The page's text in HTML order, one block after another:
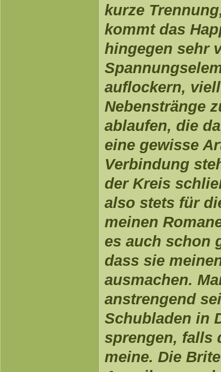
kurze
kommt das
hingegen sehr
auflockern,
Nebenstränge
ablaufen, die
eine gewisse
Verbindung
der Kreis
also stets für
meinen
es auch schon
dass sie
ausmachen.
anstrengend
Schubladen in
sprengen, falls
meine. Die